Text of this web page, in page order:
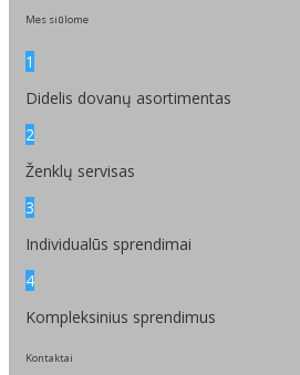
Mes siūlome
1
Didelis dovanų asortimentas
2
Ženklų servisas
3
Individualūs sprendimai
4
Kompleksinius sprendimus
Kontaktai